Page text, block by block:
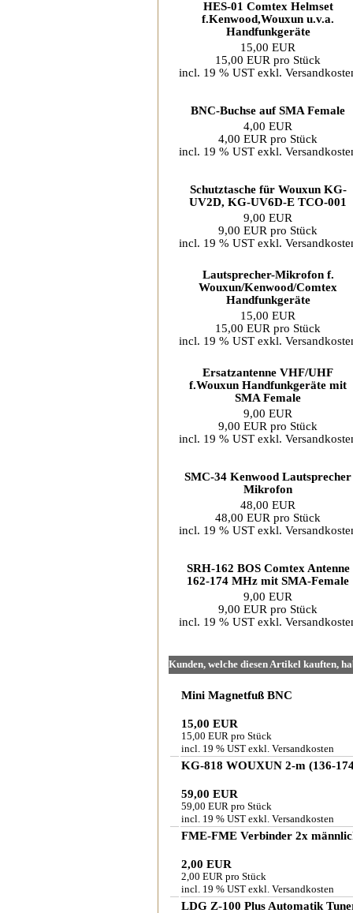
HES-01 Comtex Helmset
f.Kenwood,Wouxun u.v.a.
Handfunkgeräte
15,00 EUR
15,00 EUR pro Stück
incl. 19 % UST exkl.
BNC-Buchse auf SMA Female
4,00 EUR
4,00 EUR pro Stück
incl. 19 % UST exkl.
Schutztasche für Wouxun KG-
UV2D, KG-UV6D-E TCO-001
9,00 EUR
9,00 EUR pro Stück
incl. 19 % UST exkl.
Lautsprecher-Mikrofon f.
Wouxun/Kenwood/Comtex
Handfunkgeräte
15,00 EUR
15,00 EUR pro Stück
incl. 19 % UST exkl.
Ersatzantenne VHF/UHF
f.Wouxun Handfunkgeräte mit
SMA Female
9,00 EUR
9,00 EUR pro Stück
incl. 19 % UST exkl.
SMC-34 Kenwood Lautsprecher
Mikrofon
48,00 EUR
48,00 EUR pro Stück
incl. 19 % UST exkl.
SRH-162 BOS Comtex Antenne
162-174 MHz mit SMA-Female
9,00 EUR
9,00 EUR pro Stück
incl. 19 % UST exkl.
Kunden, welche diesen Artikel kauften,
Mini Magnetfuß BNC
15,00 EUR
15,00 EUR pro Stück
incl. 19 % UST exkl. Versandkosten
KG-818 WOUXUN 2-m (136-
59,00 EUR
59,00 EUR pro Stück
incl. 19 % UST exkl. Versandkosten
FME-FME Verbinder 2x
2,00 EUR
2,00 EUR pro Stück
incl. 19 % UST exkl. Versandkosten
LDG Z-100 Plus Automatik